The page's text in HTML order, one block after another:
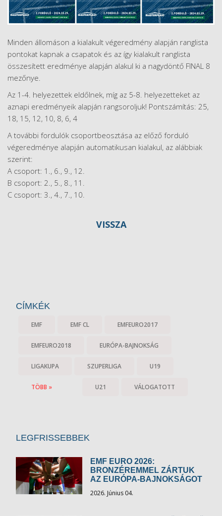
Minden állomáson a kialakult végeredmény alapján ranglista
pontokat kapnak a csapatok és az így kialakult ranglista
összesített eredménye alapján alakul ki a nagydöntő FINAL 8
mezőnye.
Az 1-4. helyezettek eldőlnek, míg az 5-8. helyezetteket az
aznapi eredményeik alapján rangsoroljuk! Pontszámítás: 25,
18, 15, 12, 10, 8, 6, 4
A további fordulók csoportbeosztása az előző forduló
végeredménye alapján automatikusan kialakul, az alábbiak
szerint:
A csoport: 1., 6., 9., 12.
B csoport: 2., 5., 8., 11.
C csoport: 3., 4., 7., 10.
VISSZA
CÍMKÉK
EMF EMF CL EMFEURO2017
EMFEURO2018 EURÓPA-BAJNOKSÁG
LIGAKUPA SZUPERLIGA U19
U21 VÁLOGATOTT
TÖBB »
LEGFRISSEBBEK
EMF EURO 2026:
BRONZÉREMMEL ZÁRTUK
AZ EURÓPA-BAJNOKSÁGOT
2026. Június 04.